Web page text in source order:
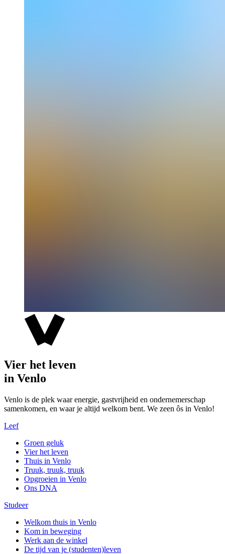
Vier het leven
in Venlo
Venlo is de plek waar energie, gastvrijheid en ondernemerschap
samenkomen, en waar je altijd welkom bent. We zeen ôs in Venlo!
Leef
Groen geluk
Vier het leven
Thuis in Venlo
Truuk, truuk, truuk
Opgroeien in Venlo
Ons DNA
Studeer
Welkom thuis in Venlo
Kom in beweging
Werk aan de winkel
De tijd van je (studenten)leven